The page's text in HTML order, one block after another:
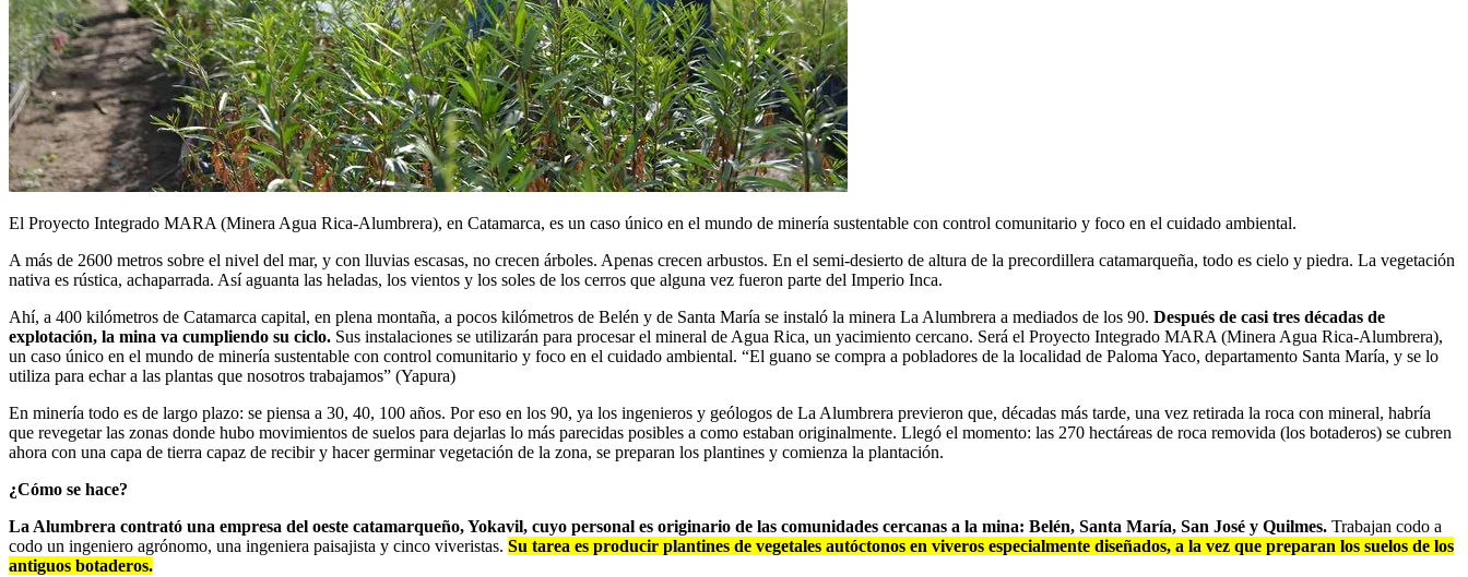
El Proyecto Integrado MARA (Minera Agua Rica-Alumbrera), en Catamarca, es un caso único en el mundo de minería sustentable con control comunitario y foco en el cuidado ambiental.
A más de 2600 metros sobre el nivel del mar, y con lluvias escasas, no crecen árboles. Apenas crecen arbustos. En el semi-desierto de altura de la precordillera catamarqueña, todo es cielo y piedra. La vegetación
nativa es rústica, achaparrada. Así aguanta las heladas, los vientos y los soles de los cerros que alguna vez fueron parte del Imperio Inca.
Ahí, a 400 kilómetros de Catamarca capital, en plena montaña, a pocos kilómetros de Belén y de Santa María se instaló la minera La Alumbrera a mediados de los 90. Después de casi tres décadas de
explotación, la mina va cumpliendo su ciclo. Sus instalaciones se utilizarán para procesar el mineral de Agua Rica, un yacimiento cercano. Será el Proyecto Integrado MARA (Minera Agua Rica-Alumbrera),
un caso único en el mundo de minería sustentable con control comunitario y foco en el cuidado ambiental. “El guano se compra a pobladores de la localidad de Paloma Yaco, departamento Santa María, y se lo
utiliza para echar a las plantas que nosotros trabajamos” (Yapura)
En minería todo es de largo plazo: se piensa a 30, 40, 100 años. Por eso en los 90, ya los ingenieros y geólogos de La Alumbrera previeron que, décadas más tarde, una vez retirada la roca con mineral, habría
que revegetar las zonas donde hubo movimientos de suelos para dejarlas lo más parecidas posibles a como estaban originalmente. Llegó el momento: las 270 hectáreas de roca removida (los botaderos) se cubren
ahora con una capa de tierra capaz de recibir y hacer germinar vegetación de la zona, se preparan los plantines y comienza la plantación.
¿Cómo se hace?
La Alumbrera contrató una empresa del oeste catamarqueño, Yokavil, cuyo personal es originario de las comunidades cercanas a la mina: Belén, Santa María, San José y Quilmes. Trabajan codo a
codo un ingeniero agrónomo, una ingeniera paisajista y cinco viveristas. Su tarea es producir plantines de vegetales autóctonos en viveros especialmente diseñados, a la vez que preparan los suelos de los
antiguos botaderos.